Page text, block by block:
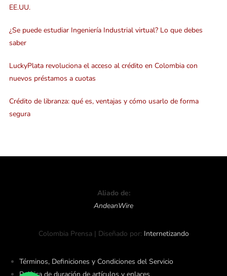
EE.UU.
¿Se puede estudiar Ingeniería Industrial virtual? Lo que debes
saber
LuckyPlata revoluciona el acceso al crédito en Colombia con
nuevos préstamos a cuotas
Crédito de libranza: qué es, ventajas y cómo usarlo de forma
segura
Aliado de:
AndeanWire
Colombia Prensa | Diseñado por: Internetizando
Términos, Definiciones y Condiciones del Servicio